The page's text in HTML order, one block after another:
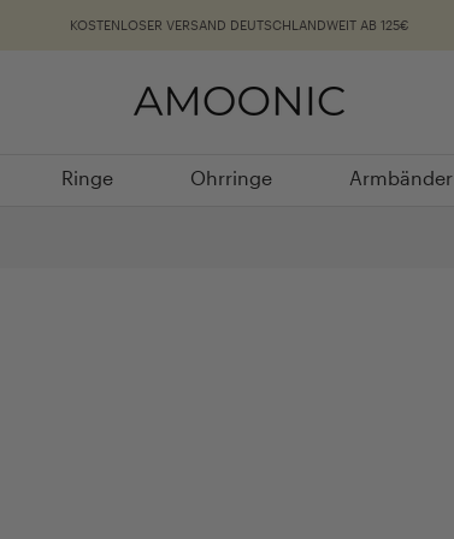
KOSTENLOSER VERSAND DEUTSCHLANDWEIT AB 125€
Ringe
Ringe
Ohrringe
Ohrringe
Armbänder
Armbänder